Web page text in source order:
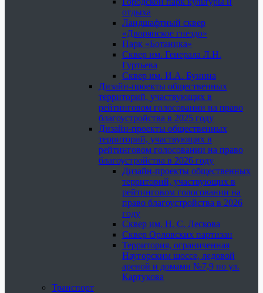
отдыха
Ландшафтный сквер
«Дворянское гнездо»
Парк «Ботаника»
Сквер им. Генерала Л.Н.
Гуртьева
Сквер им. И.А. Бунина
Дизайн-проекты общественных
территорий, участвующих в
рейтинговом голосовании на право
благоустройства в 2025 году
Дизайн-проекты общественных
территорий, участвующих в
рейтинговом голосовании на право
благоустройства в 2026 году
Дизайн-проекты общественных
территорий, участвующих в
рейтинговом голосовании на
право благоустройства в 2026
году
Сквер им. Н. С. Лескова
Сквер Орловских партизан
Территория, ограниченная
Наугорским шоссе, ледовой
ареной и домами №7,9 по ул.
Картукова
Транспорт